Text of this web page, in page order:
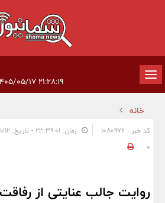
تغییر
وضعیت
ناوبری
۲۱:۲۸:۱۹ ۱۴۰۵/۰۵/۱۷
خانه
کد خبر : 1080976 زمان: ۲۳:۳۹:۰۱ - تاریخ: ۱۴۰۳/۰۱/۱۲
0
روایت جالب عنایتی از رفاقت